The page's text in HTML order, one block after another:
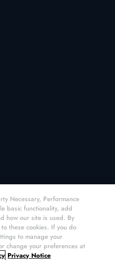
Necessary, Performance
basic functionality, add
how our site is used. By
these cookies. If you do
to manage your
change your preferences at
Privacy Notice